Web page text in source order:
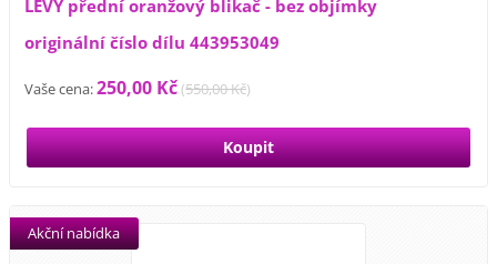
LEVÝ přední oranžový blikač - bez objímky
originální číslo dílu 443953049
Vaše cena:250,00 Kč(550,00 Kč)
Akční nabídka